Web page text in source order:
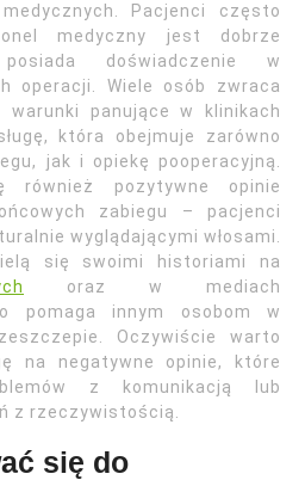
Pacjenci często
medyczny jest dobrze
doświadczenie w
operacji. Wiele osób zwraca
panujące w klinikach
która obejmuje zarówno
jak i opiekę pooperacyjną.
również pozytywne opinie
zabiegu – pacjenci
wyglądającymi włosami.
się swoimi historiami na
oraz w mediach
pomaga innym osobom w
Oczywiście warto
na negatywne opinie, które
z komunikacją lub
z rzeczywistością.
się do